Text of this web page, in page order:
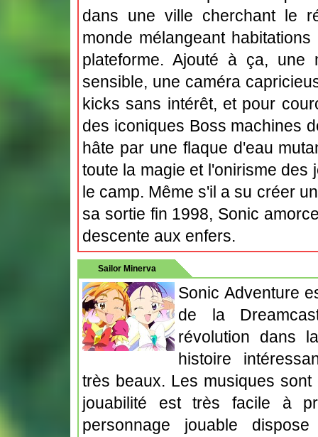
dans une ville cherchant le
monde mélangeant
plateforme. Ajouté à ça, une
sensible, une caméra
kicks sans intérêt, et pour
des iconiques Boss machines
hâte par une flaque d'eau
toute la magie et l'onirisme des
le camp. Même s'il a su créer
sa sortie fin 1998, Sonic
descente aux enfers.
Sailor Minerva
Sonic Adventure
de la
révolution dans
histoire
très beaux. Les musiques
jouabilité est très facile à
personnage jouable